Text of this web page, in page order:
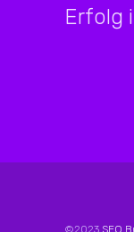
Erfolg
©2023 SEO